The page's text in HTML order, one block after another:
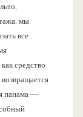
мы
все
средство
панама —